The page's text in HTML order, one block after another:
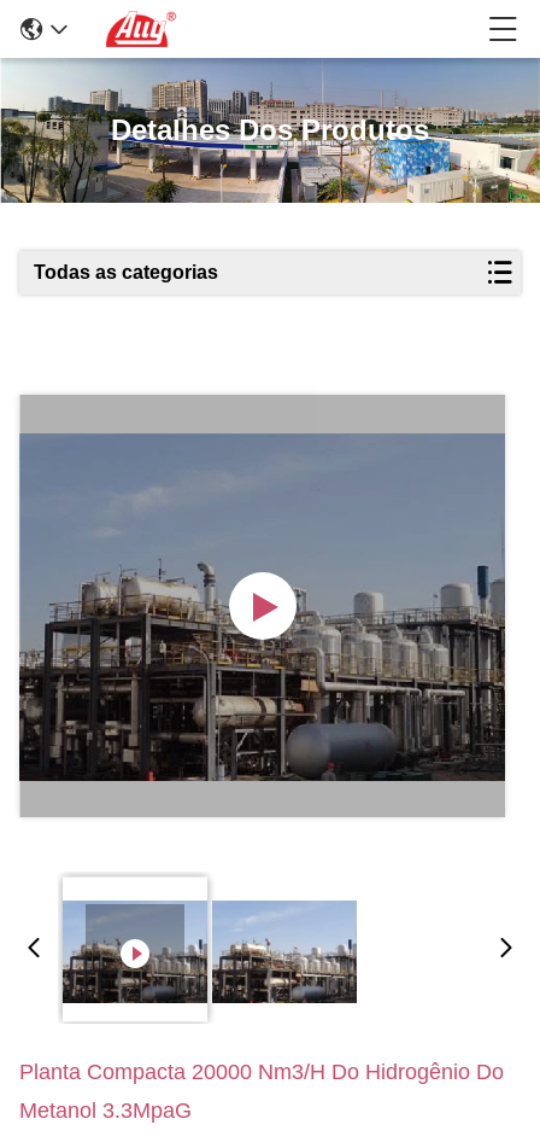
Detalhes Dos Produtos
Todas as categorias
Planta Compacta 20000 Nm3/H Do Hidrogênio Do
Metanol 3.3MpaG